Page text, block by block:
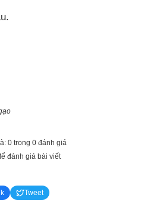
0 trong 0 đánh giá
đánh giá bài viết
Tweet